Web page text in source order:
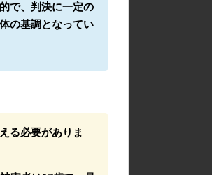
で、判決に一定の
の基調となってい
る必要がありま